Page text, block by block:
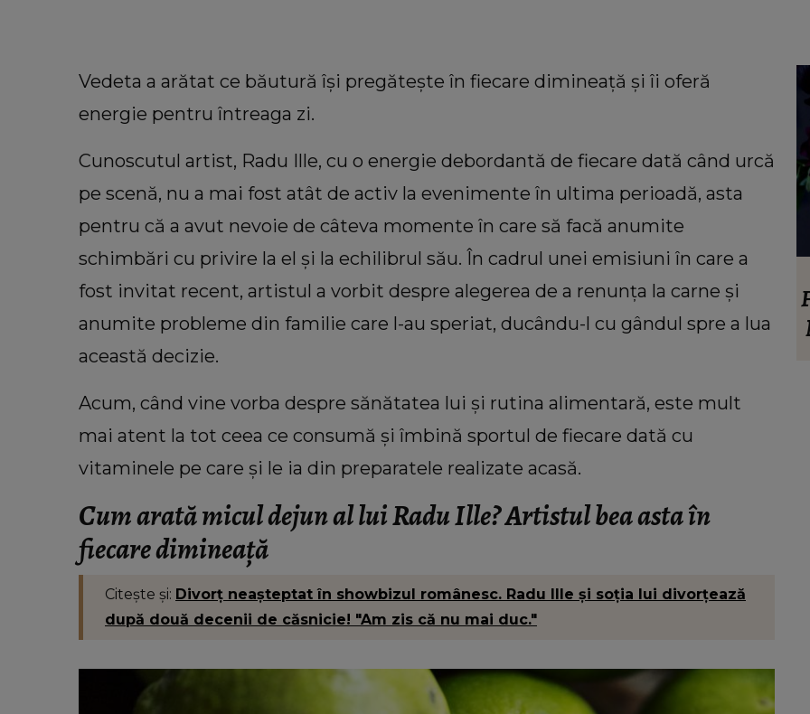
Vedeta a arătat ce băutură își pregătește în fiecare dimineață și îi oferă
energie pentru întreaga zi.
Cunoscutul artist, Radu Ille, cu o energie debordantă de fiecare dată când urcă
pe scenă, nu a mai fost atât de activ la evenimente în ultima perioadă, asta
pentru că a avut nevoie de câteva momente în care să facă anumite
schimbări cu privire la el și la echilibrul său. În cadrul unei emisiuni în care a
fost invitat recent, artistul a vorbit despre alegerea de a renunța la carne și
anumite probleme din familie care l-au speriat, ducându-l cu gândul spre a lua
această decizie.
Acum, când vine vorba despre sănătatea lui și rutina alimentară, este mult
mai atent la tot ceea ce consumă și îmbină sportul de fiecare dată cu
vitaminele pe care și le ia din preparatele realizate acasă.
Cum arată micul dejun al lui Radu Ille? Artistul bea asta în
fiecare dimineață
Citește și: Divorț neașteptat în showbizul românesc. Radu Ille și soția lui divorțează
după două decenii de căsnicie! "Am zis că nu mai duc."
2026. Cum
orașul pe
INFORMATIILE ZILEI
Noi detalii în cazul bărbatului găsit
îngropat în curtea unei case din
Botoșani. Ce îi mărturisise fiului său
înainte să dispară: „Așa a fost găsit
cadavrul!”
Floarea care te reprezintă în funcție de
personalitate. Ce ți se potrivește dacă